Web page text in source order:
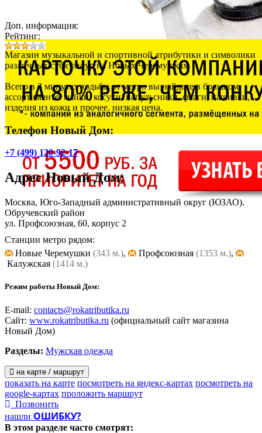
Доп. информация:
Рейтинг:
Магазин музыкальной и спортивной атрибутики и символики
различных субкультур на Новых Черемушках.
Всего в 3 минутах ходьбы от метро вы найдете в большом
ассортименте: майки, косухи, напульсники, флаги, нашивки,
изделия из кожи и прочее. низкая цена.
Телефон Новый Дом:
+7 (499) 120-92-17
АдресНовый Дом:
Москва, Юго-Западный административный округ (ЮЗАО).
Обручевский район
ул. Профсоюзная, 60, корпус 2
Станции метро рядом:
Новые Черемушки (343 м.), Профсоюзная (1353 м.),
Калужская (1414 м.)
Режим работы Новый Дом:
E-mail: contacts@rokatributika.ru
Сайт: www.rokatributika.ru (официальный сайт магазина
Новый Дом)
Разделы: Мужская одежда
на карте / маршрут
показать на карте посмотреть на яндекс-картах посмотреть на
google-картах проложить маршрут
Позвонить
нашли ОШИБКУ?
В этом разделе часто смотрят: